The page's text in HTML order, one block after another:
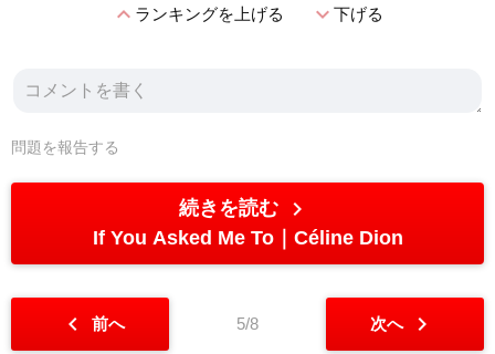
expand_lessランキングを上げる expand_more下げる
問題を報告する
続きを読む chevron_right
If You Asked Me To Céline Dion
chevron_left 前へ 5/8 次へ chevron_right